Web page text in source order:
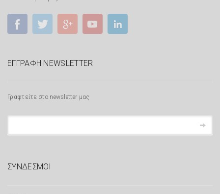
ΕΓΓΡΑΦΗ NEWSLETTER
Γραφτείτε στο newsletter μας
ΣΥΝΔΕΣΜΟΙ